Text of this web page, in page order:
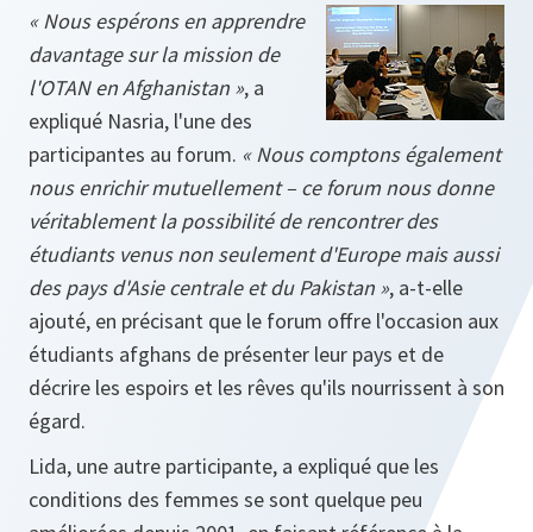
« Nous espérons en apprendre
davantage sur la mission de
l'OTAN en Afghanistan », a
expliqué Nasria, l'une des
participantes au forum. « Nous comptons également
nous enrichir mutuellement – ce forum nous donne
véritablement la possibilité de rencontrer des
étudiants venus non seulement d'Europe mais aussi
des pays d'Asie centrale et du Pakistan », a-t-elle
ajouté, en précisant que le forum offre l'occasion aux
étudiants afghans de présenter leur pays et de
décrire les espoirs et les rêves qu'ils nourrissent à son
égard.
Lida, une autre participante, a expliqué que les
conditions des femmes se sont quelque peu